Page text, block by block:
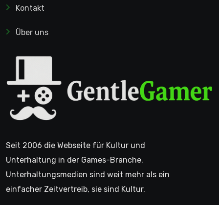
Kontakt
Über uns
Seit 2006 die Webseite für Kultur und
Unterhaltung in der Games-Branche.
Unterhaltungsmedien sind weit mehr als ein
einfacher Zeitvertreib, sie sind Kultur.